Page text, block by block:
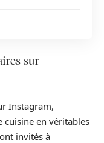
sur
Instagram,
en véritables
invités à